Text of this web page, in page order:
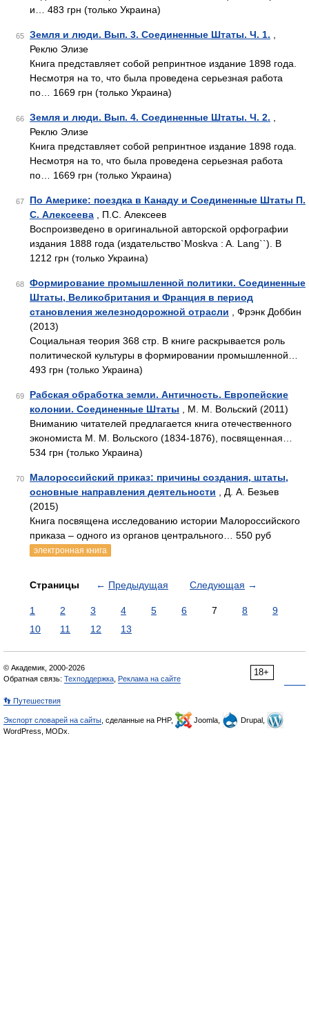
и… 483 грн (только Украина)
65 Земля и люди. Вып. 3. Соединенные Штаты. Ч. 1.
Реклю Элизе
Книга представляет собой репринтное издание 1898 года.
Несмотря на то, что была проведена серьезная работа
по… 1669 грн (только Украина)
66 Земля и люди. Вып. 4. Соединенные Штаты. Ч. 2.
Реклю Элизе
Книга представляет собой репринтное издание 1898 года.
Несмотря на то, что была проведена серьезная работа
по… 1669 грн (только Украина)
67
По Америке: поездка в Канаду и Соединенные Штаты П.
С. Алексеева , П.С. Алексеев
Воспроизведено в оригинальной авторской орфографии
издания 1888 года (издательство`Moskva : A. Lang``). В
1212 грн (только Украина)
68
Формирование промышленной политики. Соединенные
Штаты, Великобритания и Франция в период
становления железнодорожной отрасли , Фрэнк Доббин
(2013)
Социальная теория 368 стр. В книге раскрывается роль
политической культуры в формировании промышленной…
493 грн (только Украина)
69
Рабская обработка земли. Античность. Европейские
колонии. Соединенные Штаты , М. М. Вольский (2011)
Вниманию читателей предлагается книга отечественного
экономиста М. М. Вольского (1834-1876), посвященная…
534 грн (только Украина)
70
Малороссийский приказ: причины создания, штаты,
основные направления деятельности , Д. А. Безьев
(2015)
Книга посвящена исследованию истории Малороссийского
приказа – одного из органов центрального… 550 руб
электронная книга
Страницы ← Предыдущая Следующая →
1 2 3 4 5 6 7 8
9
10
11 12 13
18+
© Академик, 2000-2026
Обратная связь: Техподдержка Реклама на сайте
👣 Путешествия
Экспорт словарей на сайты , сделанные на PHP, Joomla,
Drupal,
WordPress, MODx.